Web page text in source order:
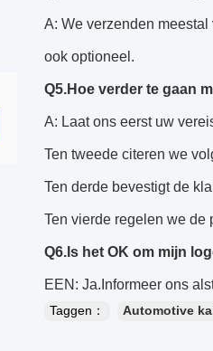
A: We verzenden
ook optioneel.
Q5.Hoe verder te gaan
A: Laat ons eerst uw
Ten tweede citeren we
Ten derde bevestigt de
Ten vierde regelen we de
Q6.Is het OK om mijn
EEN: Ja.Informeer ons
Taggen： Automotive